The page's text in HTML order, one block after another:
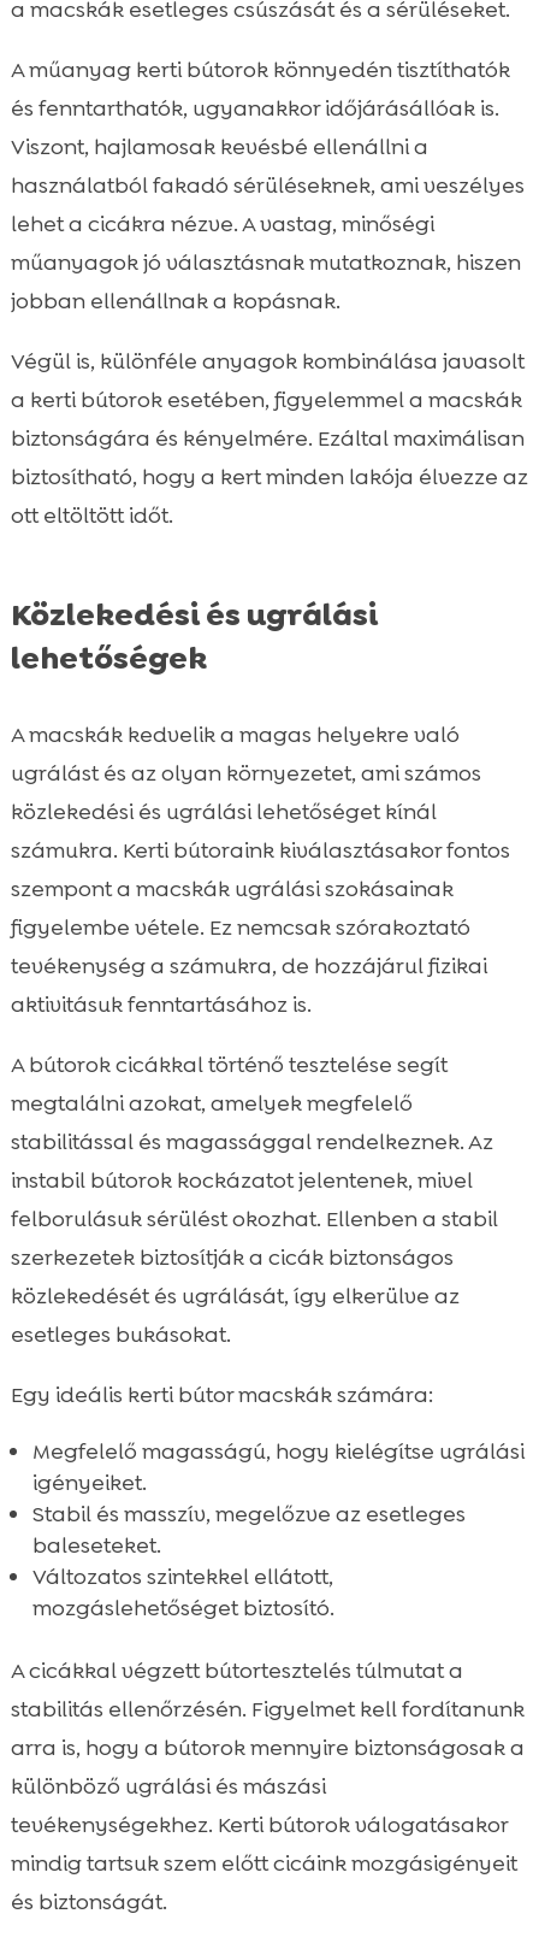
a macskák esetleges csúszását és a sérüléseket.
A műanyag kerti bútorok könnyedén tisztíthatók
és fenntarthatók, ugyanakkor időjárásállóak is.
Viszont, hajlamosak kevésbé ellenállni a
használatból fakadó sérüléseknek, ami veszélyes
lehet a cicákra nézve. A vastag, minőségi
műanyagok jó választásnak mutatkoznak, hiszen
jobban ellenállnak a kopásnak.
Végül is, különféle anyagok kombinálása javasolt
a kerti bútorok esetében, figyelemmel a macskák
biztonságára és kényelmére. Ezáltal maximálisan
biztosítható, hogy a kert minden lakója élvezze az
ott eltöltött időt.
Közlekedési és ugrálási
lehetőségek
A macskák kedvelik a magas helyekre való
ugrálást és az olyan környezetet, ami számos
közlekedési és ugrálási lehetőséget kínál
számukra. Kerti bútoraink kiválasztásakor fontos
szempont a macskák ugrálási szokásainak
figyelembe vétele. Ez nemcsak szórakoztató
tevékenység a számukra, de hozzájárul fizikai
aktivitásuk fenntartásához is.
A bútorok cicákkal történő tesztelése segít
megtalálni azokat, amelyek megfelelő
stabilitással és magassággal rendelkeznek. Az
instabil bútorok kockázatot jelentenek, mivel
felborulásuk sérülést okozhat. Ellenben a stabil
szerkezetek biztosítják a cicák biztonságos
közlekedését és ugrálását, így elkerülve az
esetleges bukásokat.
Egy ideális kerti bútor macskák számára:
Megfelelő magasságú, hogy kielégítse ugrálási
igényeiket.
Stabil és masszív, megelőzve az esetleges
baleseteket.
Változatos szintekkel ellátott,
mozgáslehetőséget biztosító.
A cicákkal végzett bútortesztelés túlmutat a
stabilitás ellenőrzésén. Figyelmet kell fordítanunk
arra is, hogy a bútorok mennyire biztonságosak a
különböző ugrálási és mászási
tevékenységekhez. Kerti bútorok válogatásakor
mindig tartsuk szem előtt cicáink mozgásigényeit
és biztonságát.